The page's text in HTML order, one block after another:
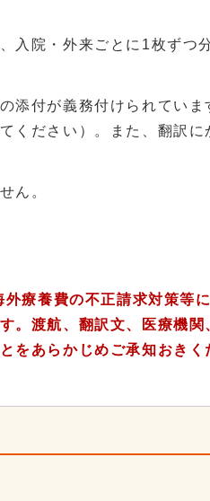
入院・外来ごとに1枚ずつ
添付が義務付けられていま
ください）。また、翻訳に
ん。
療養費の不正請求対策等に
。渡航、翻訳文、医療機関
をあらかじめご承知おきく